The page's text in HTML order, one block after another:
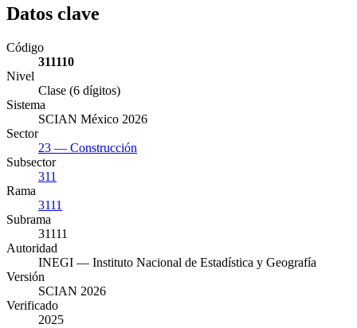
Datos clave
Código
311110
Nivel
Clase (6 dígitos)
Sistema
SCIAN México 2026
Sector
23 — Construcción
Subsector
311
Rama
3111
Subrama
31111
Autoridad
INEGI — Instituto Nacional de Estadística y Geografía
Versión
SCIAN 2026
Verificado
2025